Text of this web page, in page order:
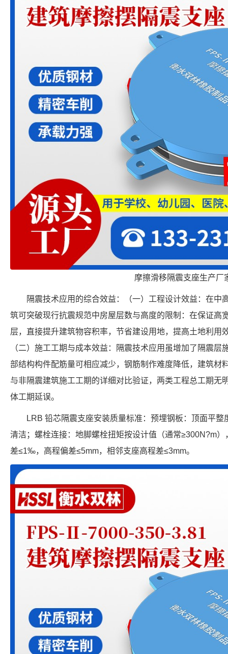
摩擦滑移隔震支座生产厂
隔震技术应用的综合效益：（一）工程设计效益：在中
筑可突破现行抗震规范中房屋层数与高度的限制：在保证高
层，直接提升建筑物容积率，节省建设用地，提高土地利用
（二）施工工期与成本效益：隔震技术应用虽增加了隔震层
部结构构件配筋量可相应减少，钢筋制作难度降低，建筑材
与非隔震建筑施工工期的详细对比验证，两类工程总工期无
体工期延误。
LRB 铅芯隔震支座安装质量标准：预埋钢板：顶面平
清洁；螺栓连接：地脚螺栓扭矩按设计值（通常≥300N?m
差≤1‰，高程偏差≤5mm，相邻支座高程差≤3mm。